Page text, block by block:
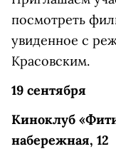
посмотреть
увиденное с
Красовским.
19 сентября
Киноклуб
набережная, 12